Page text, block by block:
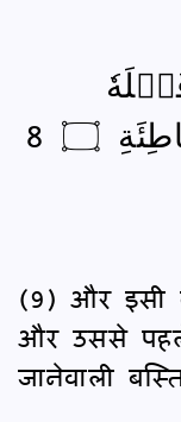
8
(9) और इसी
और उससे
जानेवाली